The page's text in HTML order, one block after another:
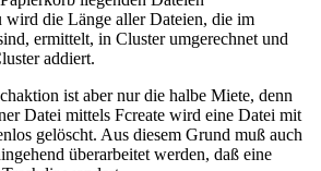
wird die Länge aller Dateien, die im
ermittelt, in Cluster umgerechnet und
addiert.
ist aber nur die halbe Miete, denn
Datei mittels Fcreate wird eine Datei mit
gelöscht. Aus diesem Grund muß auch
überarbeitet werden, daß eine